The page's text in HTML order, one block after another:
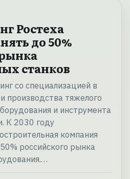
Ростеха
до 50%
станков
со специализацией в
производства тяжелого
и инструмента
К 2030 году
компания
российского рынка